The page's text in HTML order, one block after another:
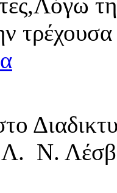
Ν.